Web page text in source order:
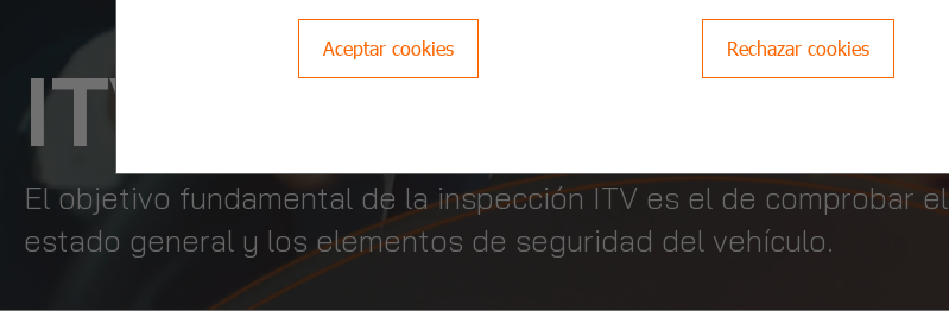
ITV sin problemas
El objetivo fundamental de la inspección ITV es el de comprobar el
estado general y los elementos de seguridad del vehículo.
Aceptar cookies Rechazar cookies